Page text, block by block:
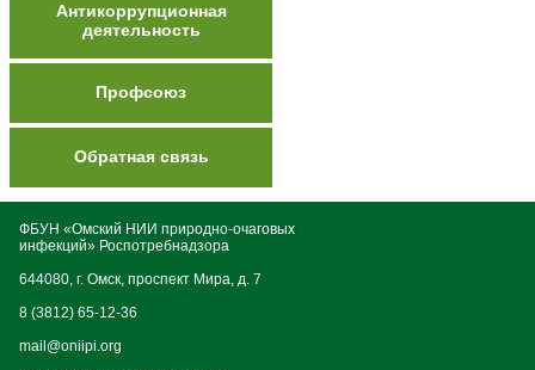
Антикоррупционная
деятельность
Профсоюз
Обратная связь
ФБУН «Омский НИИ природно-очаговых
инфекций» Роспотребнадзора
644080, г. Омск, проспект Мира, д. 7
8 (3812) 65-12-36
mail@oniipi.org